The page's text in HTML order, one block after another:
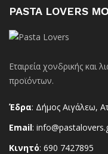
PASTA LOVERS
Εταιρεία χονδρικής και
προϊόντων.
Έδρα: Δήμος Αιγάλεω,
Email:
Κινητό: 690 7427895